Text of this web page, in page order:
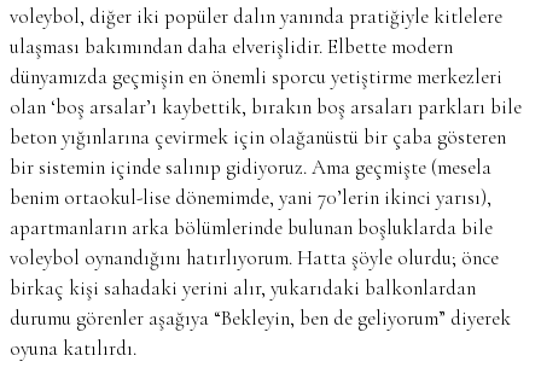
voleybol, diğer iki popüler dalın yanında pratiğiyle kitlelere
ulaşması bakımından daha elverişlidir. Elbette modern
dünyamızda geçmişin en önemli sporcu yetiştirme merkezleri
olan ‘boş arsalar’ı kaybettik, bırakın boş arsaları parkları bile
beton yığınlarına çevirmek için olağanüstü bir çaba gösteren
bir sistemin içinde salınıp gidiyoruz. Ama geçmişte (mesela
benim ortaokul-lise dönemimde, yani 70’lerin ikinci yarısı),
apartmanların arka bölümlerinde bulunan boşluklarda bile
voleybol oynandığını hatırlıyorum. Hatta şöyle olurdu; önce
birkaç kişi sahadaki yerini alır, yukarıdaki balkonlardan
durumu görenler aşağıya “Bekleyin, ben de geliyorum” diyerek
oyuna katılırdı.